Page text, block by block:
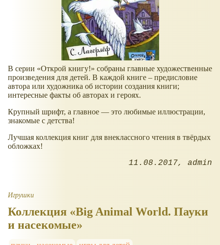
В серии «Открой книгу!» собраны главные художественные
произведения для детей. В каждой книге – предисловие
автора или художника об истории создания книги;
интересные факты об авторах и героях.
Крупный шрифт, а главное — это любимые иллюстрации,
знакомые с детства!
Лучшая коллекция книг для внеклассного чтения в твёрдых
обложках!
11.08.2017 admin
Игрушки
Коллекция «Big Animal World. Пауки
и насекомые»